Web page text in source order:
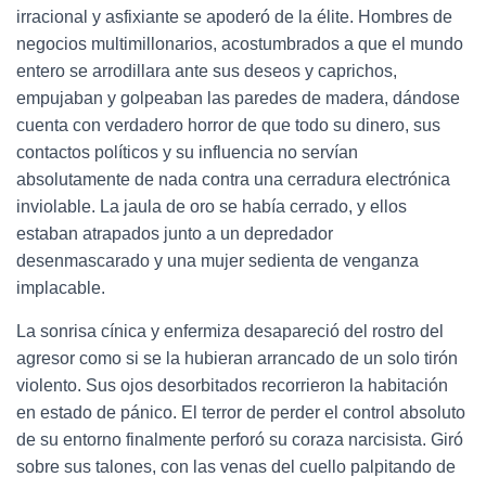
irracional y asfixiante se apoderó de la élite. Hombres de
negocios multimillonarios, acostumbrados a que el mundo
entero se arrodillara ante sus deseos y caprichos,
empujaban y golpeaban las paredes de madera, dándose
cuenta con verdadero horror de que todo su dinero, sus
contactos políticos y su influencia no servían
absolutamente de nada contra una cerradura electrónica
inviolable. La jaula de oro se había cerrado, y ellos
estaban atrapados junto a un depredador
desenmascarado y una mujer sedienta de venganza
implacable.
La sonrisa cínica y enfermiza desapareció del rostro del
agresor como si se la hubieran arrancado de un solo tirón
violento. Sus ojos desorbitados recorrieron la habitación
en estado de pánico. El terror de perder el control absoluto
de su entorno finalmente perforó su coraza narcisista. Giró
sobre sus talones, con las venas del cuello palpitando de